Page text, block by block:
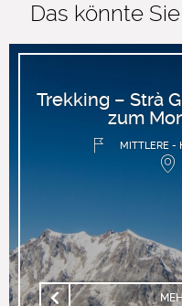
Das könnte
Trekking – Strà
zum
MITTLERE -